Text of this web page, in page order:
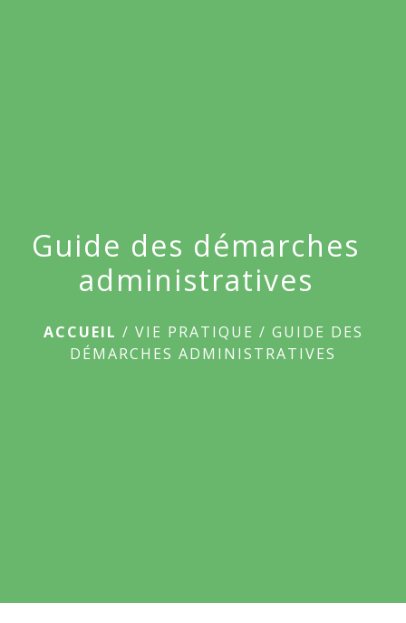
Guide des démarches
administratives
ACCUEIL / VIE PRATIQUE / GUIDE DES
DÉMARCHES ADMINISTRATIVES